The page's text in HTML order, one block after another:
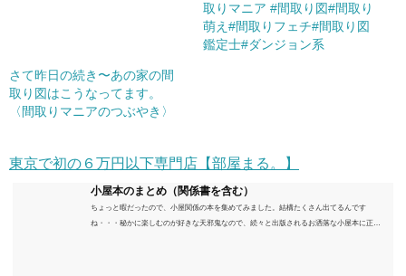
取りマニア #間取り図#間取り
萌え#間取りフェチ#間取り図
鑑定士#ダンジョン系
さて昨日の続き〜あの家の間
取り図はこうなってます。
〈間取りマニアのつぶやき〉
東京で初の６万円以下専門店【部屋まる。】
小屋本のまとめ（関係書を含む）
ちょっと暇だったので、小屋関係の本を集めてみました。結構たくさん出てるんです
ね・・・秘かに楽しむのが好きな天邪鬼なので、続々と出版されるお洒落な小屋本に正直